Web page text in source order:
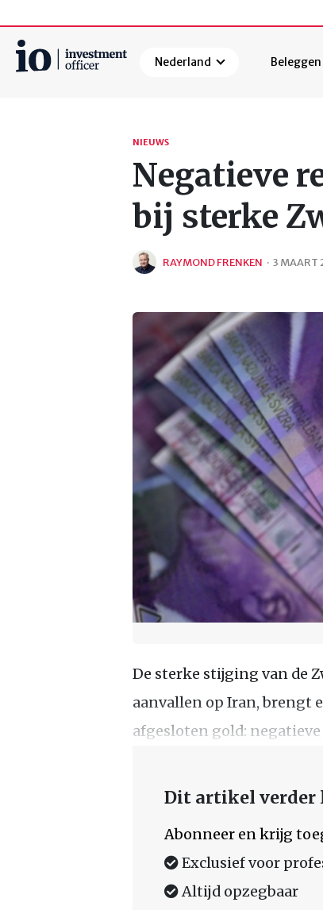
Nederland Beleggen
NIEUWS
Negatieve
bij sterke
RAYMOND FRENKEN · 3 MAART
De sterke stijging van de
aanvallen op Iran, brengt
afgesloten gold:
Dit artikel verder
Abonneer en krijg
Exclusief voor
Altijd opzegbaar